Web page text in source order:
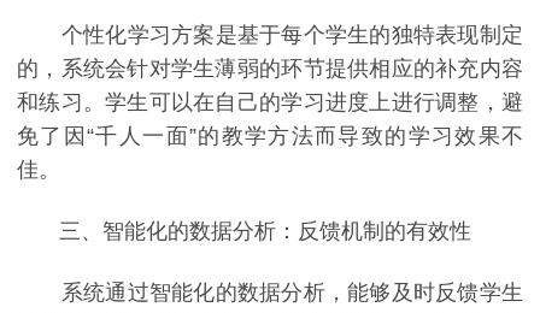
个性化学习方案是基于每个学生的独特表现制定
的，系统会针对学生薄弱的环节提供相应的补充内容
和练习。学生可以在自己的学习进度上进行调整，避
免了因“千人一面”的教学方法而导致的学习效果不
佳。
三、智能化的数据分析：反馈机制的有效性
系统通过智能化的数据分析，能够及时反馈学生